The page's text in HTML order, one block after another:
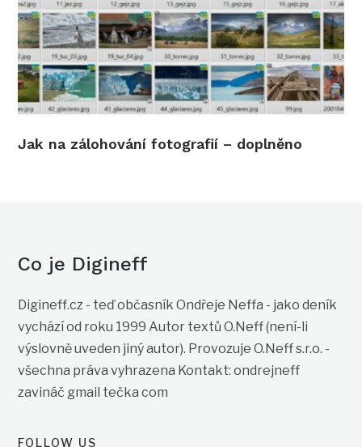
Jak na zálohování fotografií – doplněno
Co je Digineff
Digineff.cz - teď občasník Ondřeje Neffa - jako deník
vychází od roku 1999 Autor textů O.Neff (není-li
výslovně uveden jiný autor). Provozuje O.Neff s.r.o. -
všechna práva vyhrazena Kontakt: ondrejneff
zavináč gmail tečka com
FOLLOW US